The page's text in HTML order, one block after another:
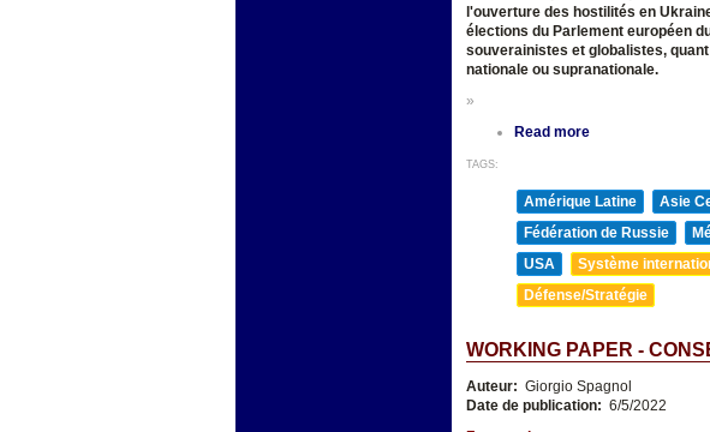
l'ouverture des hostilités en
élections du Parlement européen
souverainistes et globalistes,
nationale ou supranationale.
»
Read more
TAGS:
Amérique Latine Asie
Fédération de Russie
USA
Système
Défense/Stratégie
WORKING PAPER -
Auteur: Giorgio Spagnol
Date de publication: 6/5/2022